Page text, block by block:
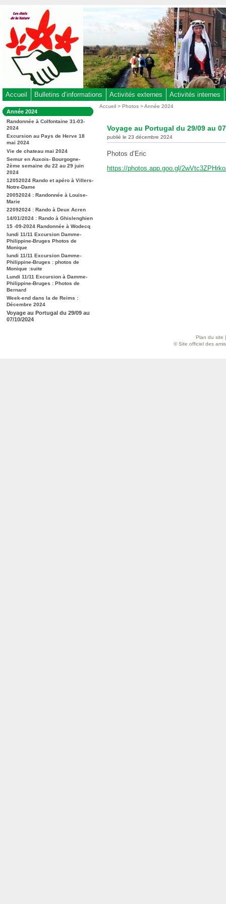
au
contenu
-
Aller
au
menu
-
à
la
recherche
Accueil Bulletins d’informations Activités externes Activités internes
Dans
la
rubrique
:
Année 2024
Randonnée à Colfontaine 31-03-
2024
Excursion au Pays de Herve 18
mai 2024
Vie de chateau mai 2024
Semur en Auxois- Bourgogne-
2ème semaine du 22 au 29 juin
2024
12052024 Rando et apéro à Villers-
Notre-Dame
20052024 : Randonnée à Louise-
Marie
22092024 : Rando à Deux Acren
14/01/2024 : Rando à Ghislenghien
15 -09-2024 Randonnée à Wodecq
lundi 11/11 Excursion Damme-
Philippine-Bruges Photos de
Monique
lundi 11/11 Excursion Damme-
Philippine-Bruges : photos de
Monique :suite
Lundi 11/11 Excursion à Damme-
Philippine-Bruges : Photos de
Bernard
Week-end dans la de Reims :
Décembre 2024
Voyage au Portugal du 29/09 au
07/10/2024
Vous
Accueil >Photos >Année 2024
Voyage au Portugal du 29/09 au
publié le 23 décembre 2024
Photos d’Eric
https://photos.app.goo.gl/
Plan du site
© Site officiel des